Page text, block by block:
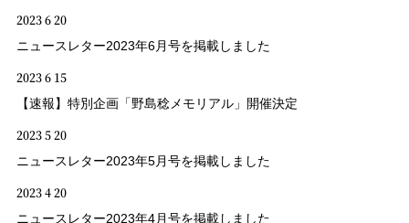
2023 6 20
ニュースレター2023年6月号を掲載しました
2023 6 15
【速報】特別企画「野島稔メモリアル」開催決定
2023 5 20
ニュースレター2023年5月号を掲載しました
2023 4 20
ニュースレター2023年4月号を掲載しました